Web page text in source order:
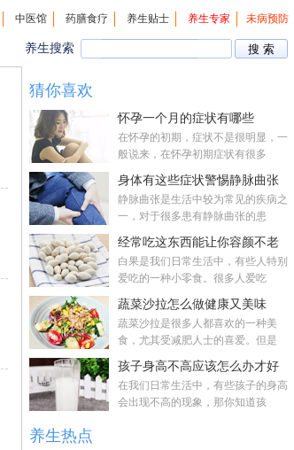
中医馆 药膳食疗 养生贴士 养生专家 未病预防
养生搜索
猜你喜欢
怀孕一个月的症状有哪些
在怀孕的初期，症状不是很明显，一
般说来，在怀孕初期症状有很多
身体有这些症状警惕静脉曲张
静脉曲张是生活中较为常见的疾病之
一，对于很多患有静脉曲张的患
经常吃这东西能让你容颜不老
白果是我们日常生活中，有些人特别
爱吃的一种小零食。很多人爱吃
蔬菜沙拉怎么做健康又美味
蔬菜沙拉是很多人都喜欢的一种美
食，尤其受减肥人士的喜爱。但是
孩子身高不高应该怎么办才好
在我们日常生活中，有些孩子的身高
会出现不高的现象，那你知道孩
养生热点